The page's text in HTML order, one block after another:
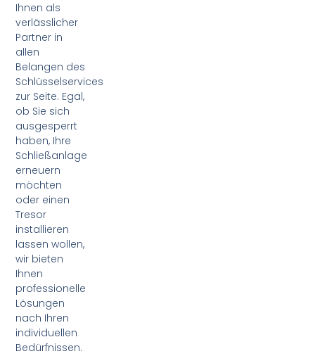
Ihnen als
verlässlicher
Partner in
allen
Belangen des
Schlüsselservices
zur Seite. Egal,
ob Sie sich
ausgesperrt
haben, Ihre
Schließanlage
erneuern
möchten
oder einen
Tresor
installieren
lassen wollen,
wir bieten
Ihnen
professionelle
Lösungen
nach Ihren
individuellen
Bedürfnissen.